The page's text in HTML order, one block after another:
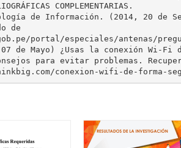
COMPLEMENTARIAS.
de Información. (2014, 20 de
de
portal/especiales/antenas/
de Mayo) ¿Usas la conexión Wi-Fi
para evitar problemas.